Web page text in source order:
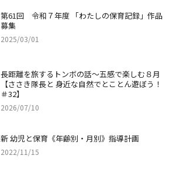
第61回 令和７年度 「わたしの保育記録」作品
募集
2025/03/01
長距離を旅するトンボの話～五感で楽しむ８月
【ささき隊長と 身近な自然でとことん遊ぼう！
＃32】
2026/07/10
新 幼児と保育《年齢別・月別》指導計画
2022/11/15